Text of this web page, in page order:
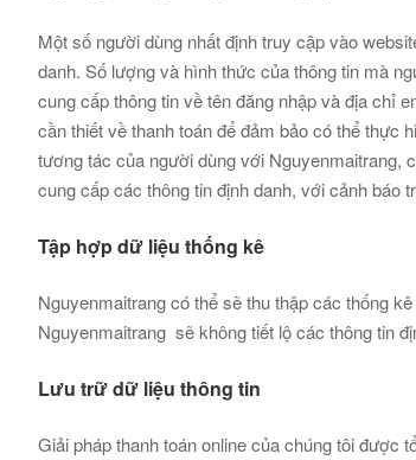
Một số người dùng nhất định truy cập vào
danh. Số lượng và hình thức của thông tin mà
cung cấp thông tin về tên đăng nhập và địa chỉ
cần thiết về thanh toán để đảm bảo có thể thực
tương tác của người dùng với Nguyenmaitrang,
cung cấp các thông tin định danh, với cảnh báo
Tập hợp dữ liệu thống kê
Nguyenmaitrang có thể sẽ thu thập các thống
Nguyenmaitrang sẽ không tiết lộ các thông tin
Lưu trữ dữ liệu thông tin
Giải pháp thanh toán online của chúng tôi được